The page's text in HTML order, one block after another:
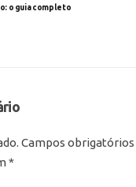
o guia completo
Campos obrigatórios
*